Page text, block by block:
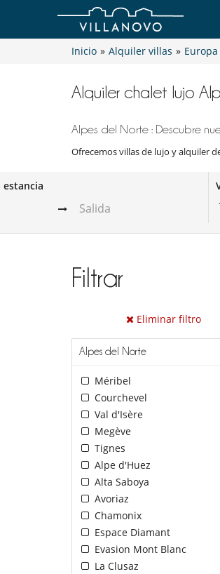
Inicio » Alquiler villas » Europa
Alquiler chalet lujo
Alpes del Norte : Descubre
Ofrecemos villas de lujo y alquiler
estancia
Filtrar
Eliminar filtro
Alpes del Norte
Méribel
Courchevel
Val d'Isère
Megève
Tignes
Alpe d'Huez
Alta Saboya
Avoriaz
Chamonix
Espace Diamant
Evasion Mont Blanc
La Clusaz